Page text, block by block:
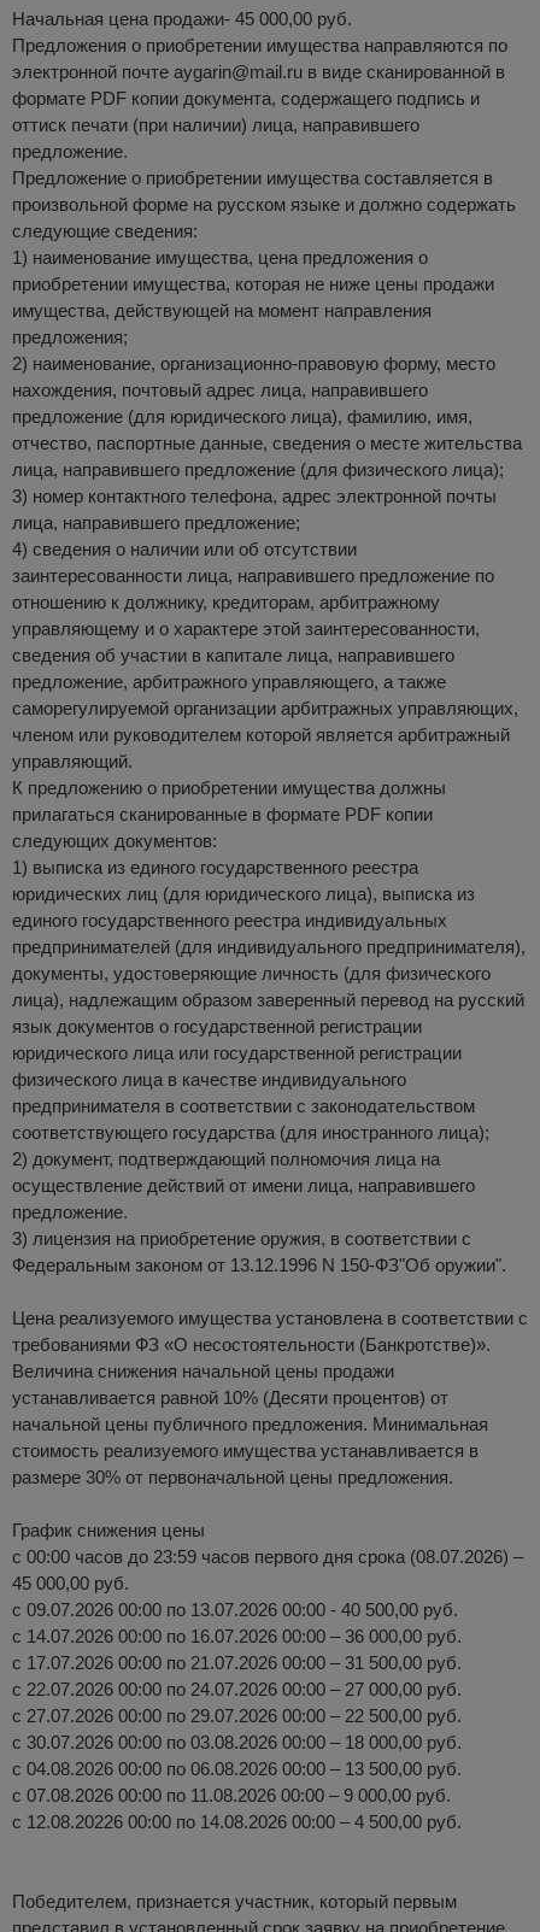
Начальная цена продажи- 45 000,00 руб.
Предложения о приобретении имущества направляются по
электронной почте aygarin@mail.ru в виде сканированной в
формате PDF копии документа, содержащего подпись и
оттиск печати (при наличии) лица, направившего
предложение.
Предложение о приобретении имущества составляется в
произвольной форме на русском языке и должно содержать
следующие сведения:
1) наименование имущества, цена предложения о
приобретении имущества, которая не ниже цены продажи
имущества, действующей на момент направления
предложения;
2) наименование, организационно-правовую форму, место
нахождения, почтовый адрес лица, направившего
предложение (для юридического лица), фамилию, имя,
отчество, паспортные данные, сведения о месте жительства
лица, направившего предложение (для физического лица);
3) номер контактного телефона, адрес электронной почты
лица, направившего предложение;
4) сведения о наличии или об отсутствии
заинтересованности лица, направившего предложение по
отношению к должнику, кредиторам, арбитражному
управляющему и о характере этой заинтересованности,
сведения об участии в капитале лица, направившего
предложение, арбитражного управляющего, а также
саморегулируемой организации арбитражных управляющих,
членом или руководителем которой является арбитражный
управляющий.
К предложению о приобретении имущества должны
прилагаться сканированные в формате PDF копии
следующих документов:
1) выписка из единого государственного реестра
юридических лиц (для юридического лица), выписка из
единого государственного реестра индивидуальных
предпринимателей (для индивидуального предпринимателя),
документы, удостоверяющие личность (для физического
лица), надлежащим образом заверенный перевод на русский
язык документов о государственной регистрации
юридического лица или государственной регистрации
физического лица в качестве индивидуального
предпринимателя в соответствии с законодательством
соответствующего государства (для иностранного лица);
2) документ, подтверждающий полномочия лица на
осуществление действий от имени лица, направившего
предложение.
3) лицензия на приобретение оружия, в соответствии с
Федеральным законом от 13.12.1996 N 150-ФЗ"Об оружии".
Цена реализуемого имущества установлена в соответствии с
требованиями ФЗ «О несостоятельности (Банкротстве)».
Величина снижения начальной цены продажи
устанавливается равной 10% (Десяти процентов) от
начальной цены публичного предложения. Минимальная
стоимость реализуемого имущества устанавливается в
размере 30% от первоначальной цены предложения.
График снижения цены
с 00:00 часов до 23:59 часов первого дня срока (08.07.2026) –
45 000,00 руб.
с 09.07.2026 00:00 по 13.07.2026 00:00 - 40 500,00 руб.
с 14.07.2026 00:00 по 16.07.2026 00:00 – 36 000,00 руб.
с 17.07.2026 00:00 по 21.07.2026 00:00 – 31 500,00 руб.
с 22.07.2026 00:00 по 24.07.2026 00:00 – 27 000,00 руб.
с 27.07.2026 00:00 по 29.07.2026 00:00 – 22 500,00 руб.
с 30.07.2026 00:00 по 03.08.2026 00:00 – 18 000,00 руб.
с 04.08.2026 00:00 по 06.08.2026 00:00 – 13 500,00 руб.
с 07.08.2026 00:00 по 11.08.2026 00:00 – 9 000,00 руб.
с 12.08.20226 00:00 по 14.08.2026 00:00 – 4 500,00 руб.
Победителем, признается участник, который первым
представил в установленный срок заявку на приобретение